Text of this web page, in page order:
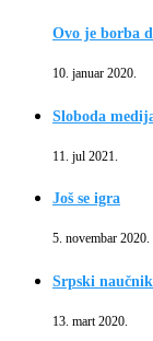
Ovo je borba
10. januar 2020.
Sloboda
11. jul 2021.
Još se igra
5. novembar 2020.
Srpski
13. mart 2020.